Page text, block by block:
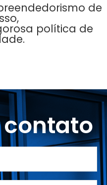
de
política de
contato